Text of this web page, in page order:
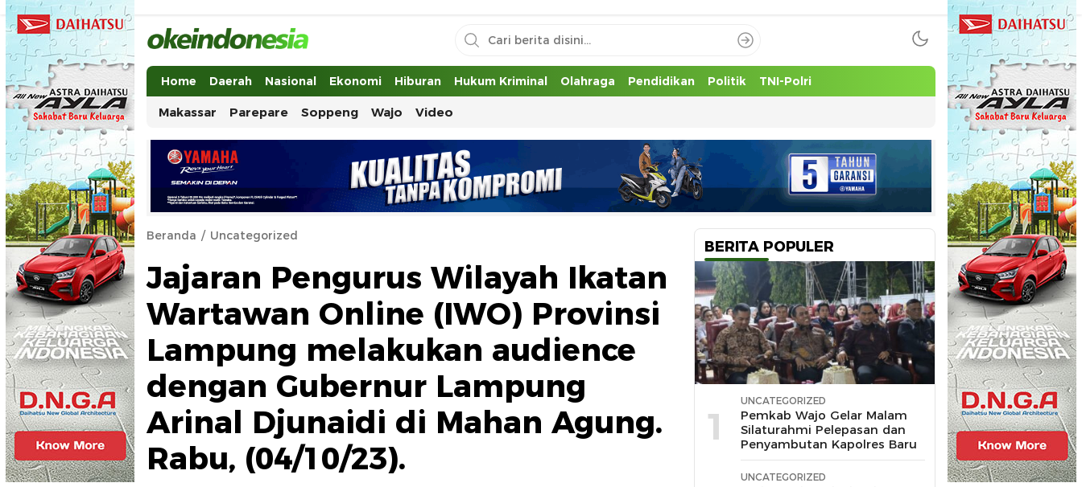
Okeindonesia.Online
Mengonlinekan Indonesia Secara Utuh
Home Daerah Nasional Ekonomi Hiburan Hukum Kriminal Olahraga Pendidikan Politik TNI-Polri
Makassar Parepare Soppeng Wajo Video
Beranda Uncategorized
Jajaran Pengurus Wilayah Ikatan
Wartawan Online (IWO) Provinsi
Lampung melakukan audience
dengan Gubernur Lampung
Arinal Djunaidi di Mahan Agung.
Rabu, (04/10/23).
BERITA POPULER
1
UNCATEGORIZED
Pemkab Wajo Gelar Malam
Silaturahmi Pelepasan dan
Penyambutan Kapolres Baru
UNCATEGORIZED